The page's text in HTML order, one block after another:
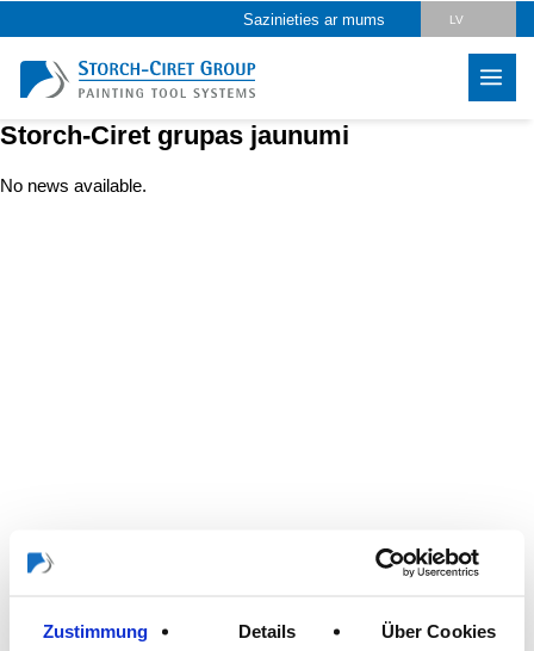
Zustimmung Details Über Cookies
Sazinieties ar mums LV
Storch-Ciret grupas jaunumi
No news available.